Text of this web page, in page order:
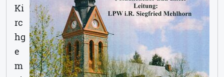
Ki
rc
hg
e
m